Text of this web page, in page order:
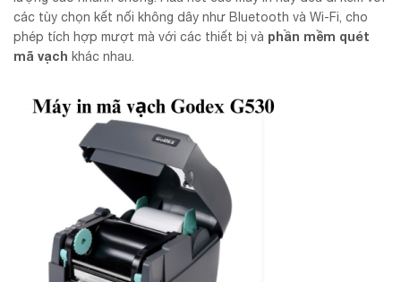
các tùy chọn kết nối không dây như Bluetooth và Wi-Fi, cho
phép tích hợp mượt mà với các thiết bị và phần mềm quét
mã vạch khác nhau.